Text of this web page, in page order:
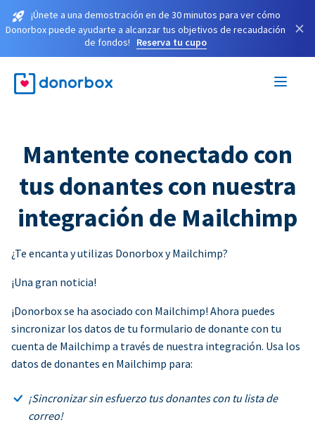
¡Únete a una demostración en de 30 minutos para ver cómo
Donorbox puede ayudarte a alcanzar tus objetivos de recaudación
de fondos!
Reserva tu cupo
×
Mantente conectado con
tus donantes con nuestra
integración de Mailchimp
¿Te encanta y utilizas Donorbox y Mailchimp?
¡Una gran noticia!
¡Donorbox se ha asociado con Mailchimp! Ahora puedes
sincronizar los datos de tu formulario de donante con tu
cuenta de Mailchimp a través de nuestra integración. Usa los
datos de donantes en Mailchimp para:
¡Sincronizar sin esfuerzo tus donantes con tu lista de
correo!